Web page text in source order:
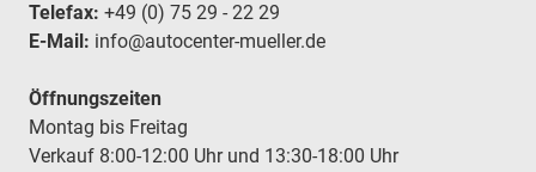
Telefax: +49 (0) 75 29 - 22 29
E-Mail: info@autocenter-mueller.de
Öffnungszeiten
Montag bis Freitag
Verkauf 8:00-12:00 Uhr und 13:30-18:00 Uhr